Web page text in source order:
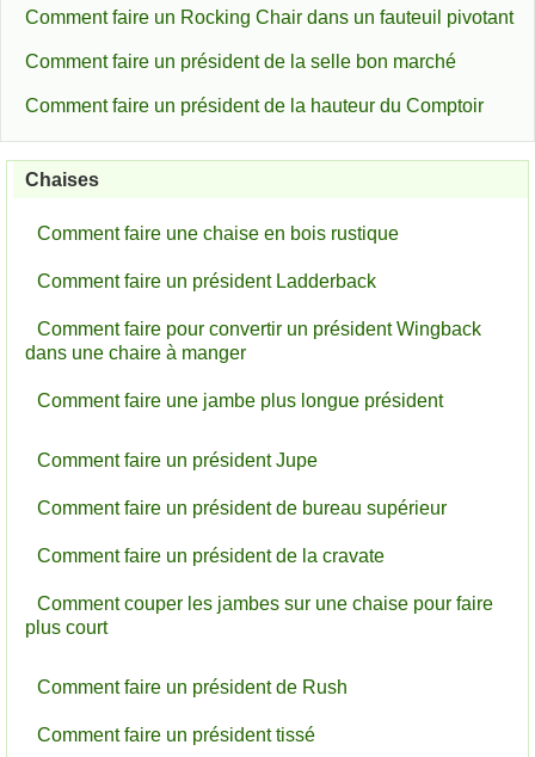
Comment faire un Rocking Chair dans un fauteuil pivotant
Comment faire un président de la selle bon marché
Comment faire un président de la hauteur du Comptoir
Chaises
Comment faire une chaise en bois rustique
Comment faire un président Ladderback
Comment faire pour convertir un président Wingback
dans une chaire à manger
Comment faire une jambe plus longue président
Comment faire un président Jupe
Comment faire un président de bureau supérieur
Comment faire un président de la cravate
Comment couper les jambes sur une chaise pour faire
plus court
Comment faire un président de Rush
Comment faire un président tissé